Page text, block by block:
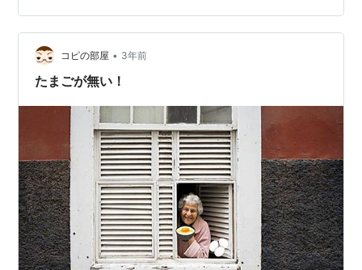
風景の、美しすぎる色遣いの虜になって後戻りできなく
な…
コピの部屋 • 3年前
たまごが無い！